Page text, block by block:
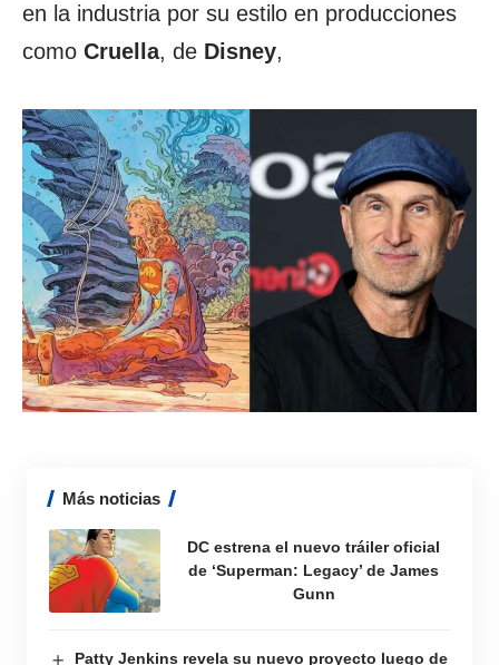
en la industria por su estilo en producciones
como Cruella, de Disney,
Más noticias
DC estrena el nuevo tráiler oficial
de ‘Superman: Legacy’ de James
Gunn
Patty Jenkins revela su nuevo proyecto luego de